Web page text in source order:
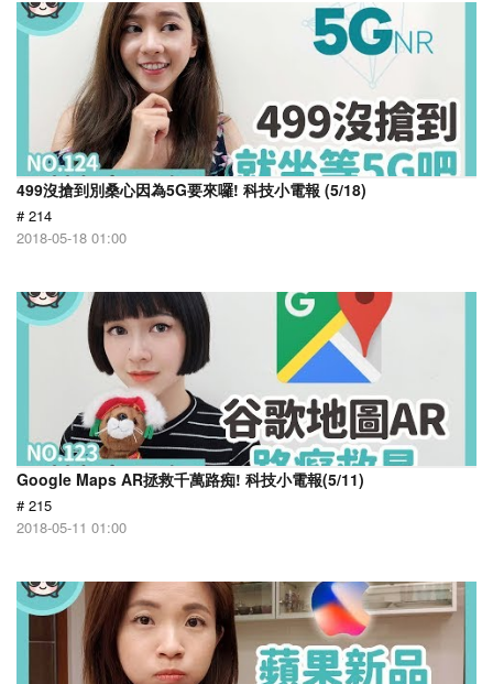
499沒搶到別桑心因為5G要來囉! 科技小電報 (5/18)
# 214
2018-05-18 01:00
Google Maps AR拯救千萬路痴! 科技小電報(5/11)
# 215
2018-05-11 01:00